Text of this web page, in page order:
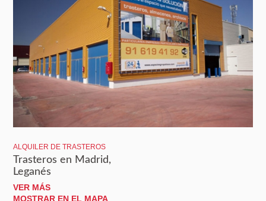
ALQUILER DE TRASTEROS
Trasteros en Madrid,
Leganés
VER MÁS
MOSTRAR EN EL MAPA